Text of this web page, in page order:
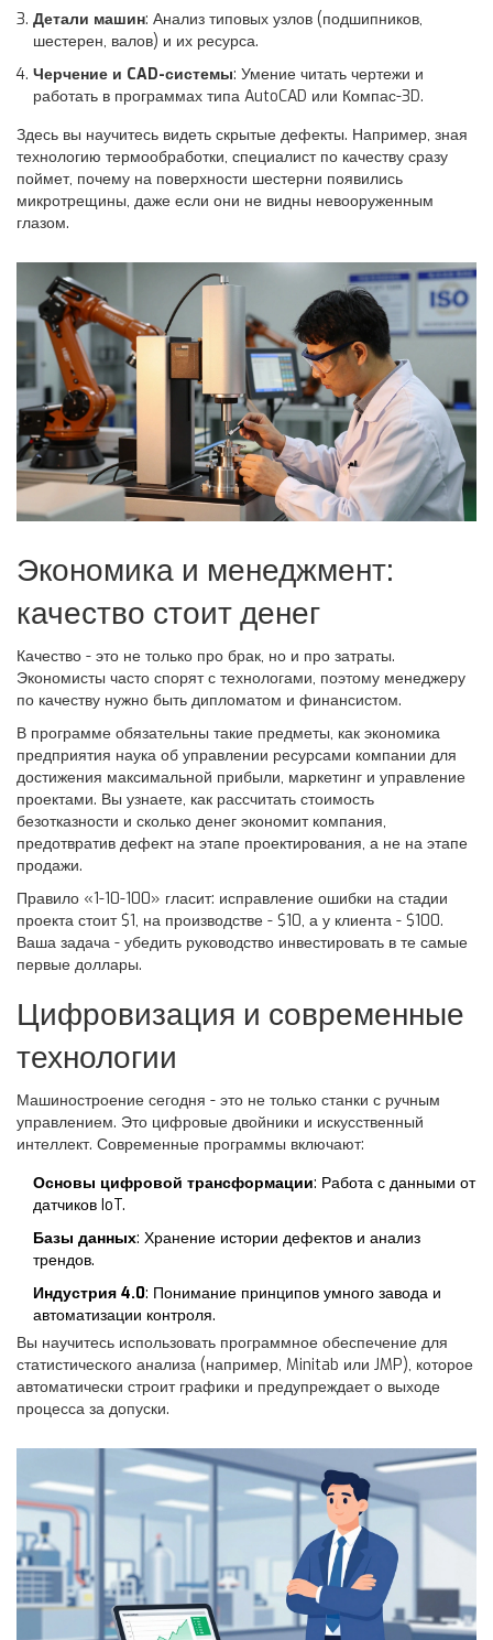
Детали машин: Анализ типовых узлов (подшипников,
шестерен, валов) и их ресурса.
Черчение и CAD-системы: Умение читать чертежи и
работать в программах типа AutoCAD или Компас-3D.
Здесь вы научитесь видеть скрытые дефекты. Например, зная
технологию термообработки, специалист по качеству сразу
поймет, почему на поверхности шестерни появились
микротрещины, даже если они не видны невооруженным
глазом.
Экономика и менеджмент:
качество стоит денег
Качество - это не только про брак, но и про затраты.
Экономисты часто спорят с технологами, поэтому менеджеру
по качеству нужно быть дипломатом и финансистом.
В программе обязательны такие предметы, как экономика
предприятия наука об управлении ресурсами компании для
достижения максимальной прибыли, маркетинг и управление
проектами. Вы узнаете, как рассчитать стоимость
безотказности и сколько денег экономит компания,
предотвратив дефект на этапе проектирования, а не на этапе
продажи.
Правило «1-10-100» гласит: исправление ошибки на стадии
проекта стоит $1, на производстве - $10, а у клиента - $100.
Ваша задача - убедить руководство инвестировать в те самые
первые доллары.
Цифровизация и современные
технологии
Машиностроение сегодня - это не только станки с ручным
управлением. Это цифровые двойники и искусственный
интеллект. Современные программы включают:
Основы цифровой трансформации: Работа с данными от
датчиков IoT.
Базы данных: Хранение истории дефектов и анализ
трендов.
Индустрия 4.0: Понимание принципов умного завода и
автоматизации контроля.
Вы научитесь использовать программное обеспечение для
статистического анализа (например, Minitab или JMP), которое
автоматически строит графики и предупреждает о выходе
процесса за допуски.